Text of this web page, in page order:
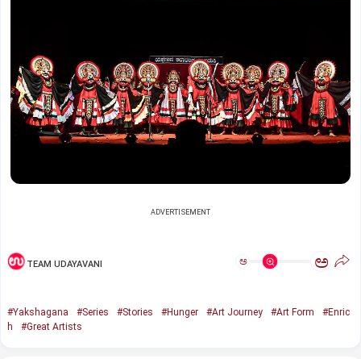
ADVERTISEMENT
TEAM UDAYAVANI ಅ ಅ
#Yakshagana #Series #Stories #Hunger #Art Journey #Art Form
#Enric
h
#Great Artists